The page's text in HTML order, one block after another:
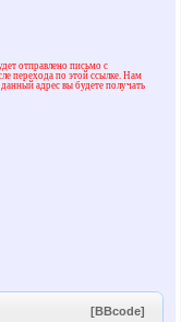
отправлено письмо с
перехода по этой ссылке. Нам
адрес вы будете получать
[BBcode]